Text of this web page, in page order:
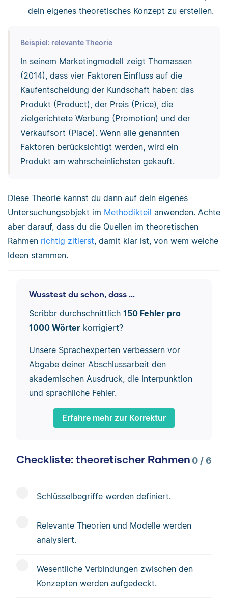
dein eigenes theoretisches Konzept zu erstellen.
Beispiel: relevante Theorie
In seinem Marketingmodell zeigt Thomassen
(2014), dass vier Faktoren Einfluss auf die
Kaufentscheidung der Kundschaft haben: das
Produkt (Product), der Preis (Price), die
zielgerichtete Werbung (Promotion) und der
Verkaufsort (Place). Wenn alle genannten
Faktoren berücksichtigt werden, wird ein
Produkt am wahrscheinlichsten gekauft.
Diese Theorie kannst du dann auf dein eigenes
Untersuchungsobjekt im Methodikteil anwenden. Achte
aber darauf, dass du die Quellen im theoretischen
Rahmen richtig zitierst, damit klar ist, von wem welche
Ideen stammen.
Wusstest du schon, dass ...
Scribbr durchschnittlich 150 Fehler pro
1000 Wörterkorrigiert?
Unsere Sprachexperten verbessern vor
Abgabe deiner Abschlussarbeit den
akademischen Ausdruck, die Interpunktion
und sprachliche Fehler.
Erfahre mehr zur Korrektur
Checkliste: theoretischer Rahmen 0 / 6
Schlüsselbegriffe werden definiert.
Relevante Theorien und Modelle werden
analysiert.
Wesentliche Verbindungen zwischen den
Konzepten werden aufgedeckt.